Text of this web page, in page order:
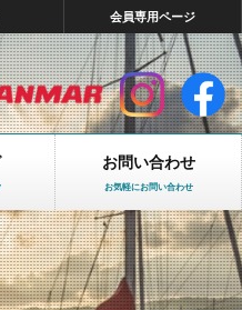
会員専用ページ
お問い合わせ
お気軽にお問い合わせ